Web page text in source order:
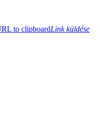
to clipboardLink küldése